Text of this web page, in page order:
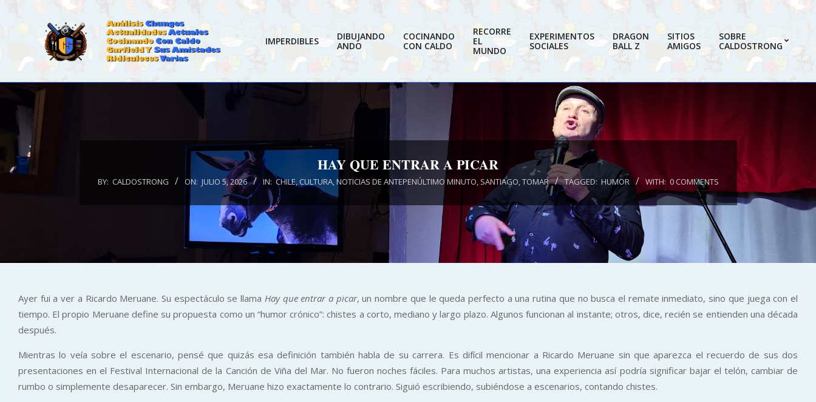
IMPERDIBLES
DIBUJANDO
ANDO
COCINANDO
CON CALDO
RECORRE
EL
MUNDO
EXPERIMENTOS
SOCIALES
DRAGON
BALL Z
SITIOS
AMIGOS
SOBRE
CALDOSTRONG
HAY QUE ENTRAR A PICAR
BY: CALDOSTRONG ON: JULIO 5, 2026 IN: CHILE,CULTURA,NOTICIAS DE ANTEPENÚLTIMO MINUTO, SANTIAGO,TOMAR TAGGED: HUMOR WITH: 0 COMMENTS
Ayer fui a ver a Ricardo Meruane. Su espectáculo se llama Hay que entrar a picar, un nombre que le queda perfecto a una rutina que no busca el remate inmediato, sino que juega con el
tiempo. El propio Meruane define su propuesta como un “humor crónico”: chistes a corto, mediano y largo plazo. Algunos funcionan al instante; otros, dice, recién se entienden una década
después.
Mientras lo veía sobre el escenario, pensé que quizás esa definición también habla de su carrera. Es difícil mencionar a Ricardo Meruane sin que aparezca el recuerdo de sus dos
presentaciones en el Festival Internacional de la Canción de Viña del Mar. No fueron noches fáciles. Para muchos artistas, una experiencia así podría significar bajar el telón, cambiar de
rumbo o simplemente desaparecer. Sin embargo, Meruane hizo exactamente lo contrario. Siguió escribiendo, subiéndose a escenarios, contando chistes.